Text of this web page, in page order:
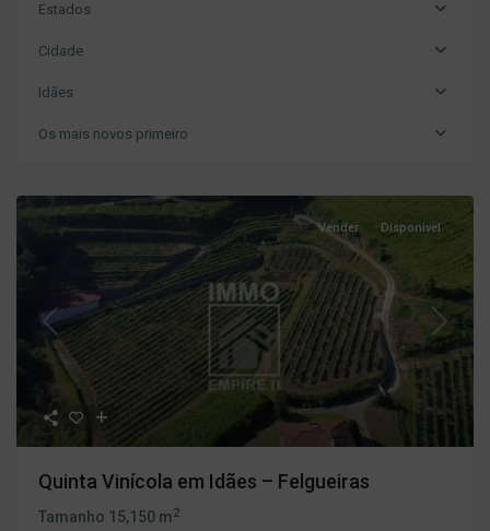
Estados
Cidade
Idães
Os mais novos primeiro
Previous Next
Vender Disponivel
Quinta Vinícola em Idães – Felgueiras
Tamanho 15,150 m2